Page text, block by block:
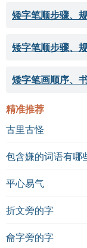
矮字笔顺步骤、
矮字笔顺步骤、
矮字笔画顺序、
精准推荐
古里古怪
包含嫌的词语有哪
平心易气
折文旁的字
龠字旁的字